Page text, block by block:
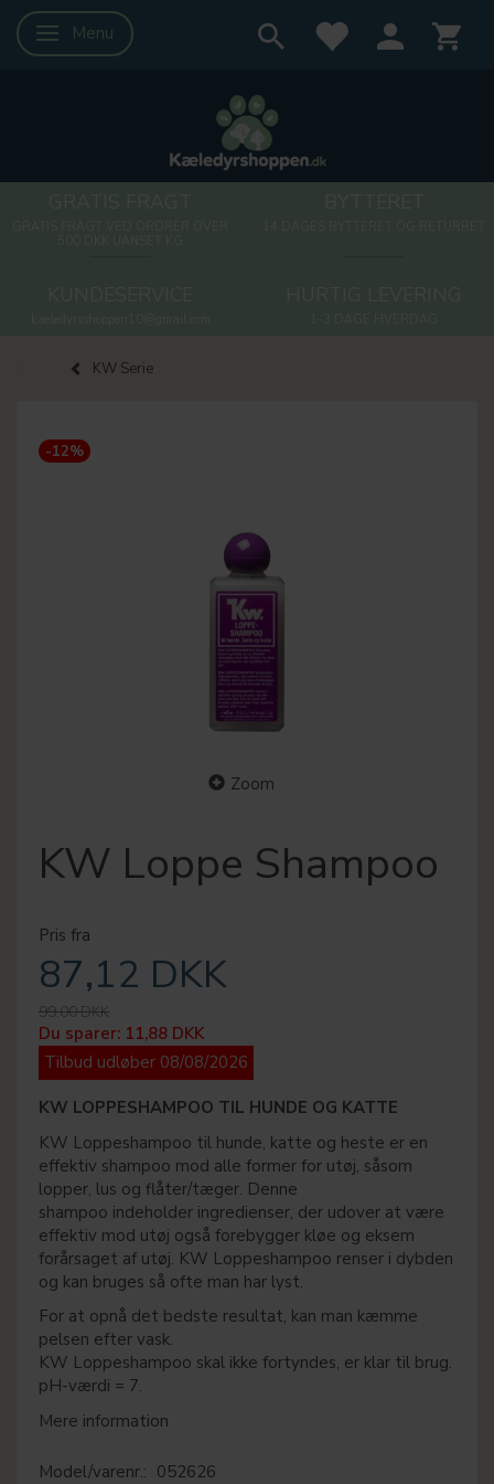
Skifte navigation
Menu
KW Serie
-12%
Zoom
KW Loppe Shampoo
Pris fra
87,12 DKK
99,00 DKK
Du sparer: 11,88 DKK
Tilbud udløber 08/08/2026
KW LOPPESHAMPOO TIL HUNDE OG KATTE
KW Loppeshampoo til hunde, katte og heste er en
effektiv shampoo mod alle former for utøj, såsom
lopper, lus og flåter/tæger. Denne
shampoo indeholder ingredienser, der udover at være
effektiv mod utøj også forebygger kløe og eksem
forårsaget af utøj. KW Loppeshampoo renser i dybden
og kan bruges så ofte man har lyst.
For at opnå det bedste resultat, kan man kæmme
pelsen efter vask.
KW Loppeshampoo skal ikke fortyndes, er klar til brug.
pH-værdi = 7.
Mere information
Model/varenr.: 052626